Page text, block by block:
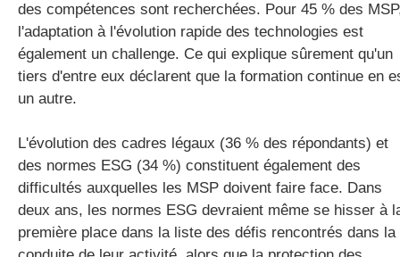
des compétences sont recherchées. Pour 45 % des MSP
l'adaptation à l'évolution rapide des technologies est
également un challenge. Ce qui explique sûrement qu'un
tiers d'entre eux déclarent que la formation continue en
un autre.
L'évolution des cadres légaux (36 % des répondants) et
des normes ESG (34 %) constituent également des
difficultés auxquelles les MSP doivent faire face. Dans
deux ans, les normes ESG devraient même se hisser à
première place dans la liste des défis rencontrés dans la